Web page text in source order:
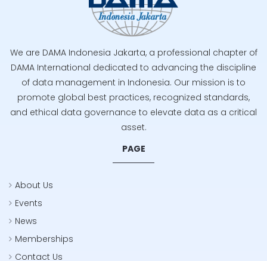
We are DAMA Indonesia Jakarta, a professional chapter of
DAMA International dedicated to advancing the discipline
of data management in Indonesia. Our mission is to
promote global best practices, recognized standards,
and ethical data governance to elevate data as a critical
asset.
PAGE
About Us
Events
News
Memberships
Contact Us